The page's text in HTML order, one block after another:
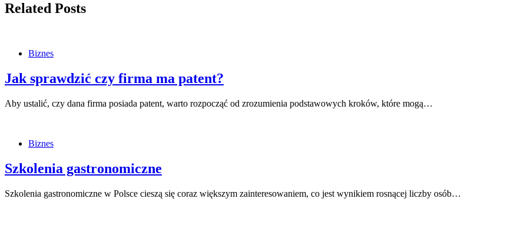
Related Posts
Biznes
Jak sprawdzić czy firma ma patent?
Aby ustalić, czy dana firma posiada patent, warto rozpocząć od zrozumienia podstawowych kroków, które mogą…
Biznes
Szkolenia gastronomiczne
Szkolenia gastronomiczne w Polsce cieszą się coraz większym zainteresowaniem, co jest wynikiem rosnącej liczby osób…